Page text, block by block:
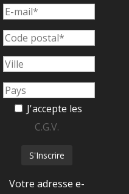
J'accepte les
C.G.V.
Votre adresse e-